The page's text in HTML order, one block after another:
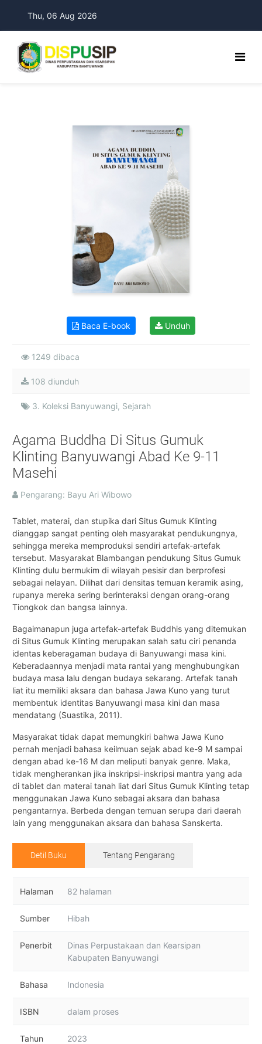
Thu, 06 Aug 2026
Baca E-book Unduh
1249 dibaca
108 diunduh
3. Koleksi Banyuwangi, Sejarah
Agama Buddha Di Situs Gumuk
Klinting Banyuwangi Abad Ke 9-11
Masehi
Pengarang: Bayu Ari Wibowo
Tablet, materai, dan stupika dari Situs Gumuk Klinting
dianggap sangat penting oleh masyarakat pendukungnya,
sehingga mereka memproduksi sendiri artefak-artefak
tersebut. Masyarakat Blambangan pendukung Situs Gumuk
Klinting dulu bermukim di wilayah pesisir dan berprofesi
sebagai nelayan. Dilihat dari densitas temuan keramik asing,
rupanya mereka sering berinteraksi dengan orang-orang
Tiongkok dan bangsa lainnya.
Bagaimanapun juga artefak-artefak Buddhis yang ditemukan
di Situs Gumuk Klinting merupakan salah satu ciri penanda
identas keberagaman budaya di Banyuwangi masa kini.
Keberadaannya menjadi mata rantai yang menghubungkan
budaya masa lalu dengan budaya sekarang. Artefak tanah
liat itu memiliki aksara dan bahasa Jawa Kuno yang turut
membentuk identitas Banyuwangi masa kini dan masa
mendatang (Suastika, 2011).
Masyarakat tidak dapat memungkiri bahwa Jawa Kuno
pernah menjadi bahasa keilmuan sejak abad ke-9 M sampai
dengan abad ke-16 M dan meliputi banyak genre. Maka,
tidak mengherankan jika inskripsi-inskripsi mantra yang ada
di tablet dan materai tanah liat dari Situs Gumuk Klinting tetap
menggunakan Jawa Kuno sebagai aksara dan bahasa
pengantarnya. Berbeda dengan temuan serupa dari daerah
lain yang menggunakan aksara dan bahasa Sanskerta.
Detil Buku Tentang Pengarang
Halaman 82 halaman
Sumber Hibah
Penerbit
Dinas Perpustakaan dan Kearsipan
Kabupaten Banyuwangi
Bahasa Indonesia
ISBN dalam proses
Tahun
2023